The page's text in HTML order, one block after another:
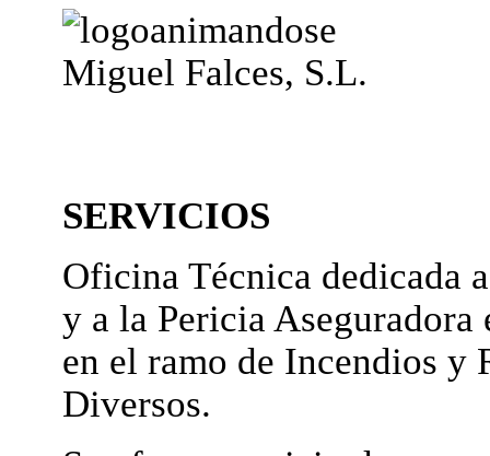
Miguel Falces, S.L.
SERVICIOS
Oficina Técnica dedicada
y a la Pericia Aseguradora
en el ramo de Incendios y
Diversos.